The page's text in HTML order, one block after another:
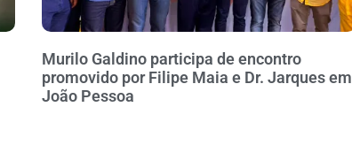
Murilo Galdino participa de encontro
promovido por Filipe Maia e Dr. Jarques em
João Pessoa